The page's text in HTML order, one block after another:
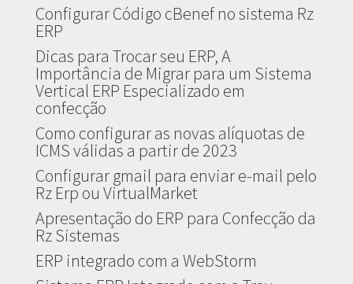
Configurar Código cBenef no sistema Rz
ERP
Dicas para Trocar seu ERP, A
Importância de Migrar para um Sistema
Vertical ERP Especializado em
confecção
Como configurar as novas alíquotas de
ICMS válidas a partir de 2023
Configurar gmail para enviar e-mail pelo
Rz Erp ou VirtualMarket
Apresentação do ERP para Confecção da
Rz Sistemas
ERP integrado com a WebStorm